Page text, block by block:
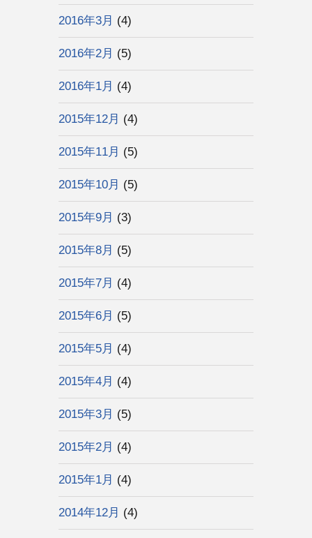
2016年3月 (4)
2016年2月 (5)
2016年1月 (4)
2015年12月 (4)
2015年11月 (5)
2015年10月 (5)
2015年9月 (3)
2015年8月 (5)
2015年7月 (4)
2015年6月 (5)
2015年5月 (4)
2015年4月 (4)
2015年3月 (5)
2015年2月 (4)
2015年1月 (4)
2014年12月 (4)